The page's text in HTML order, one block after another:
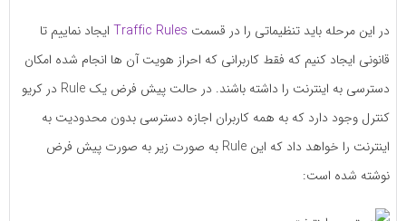
در این مرحله باید تنظیماتی را در قسمت Traffic Rulesایجاد نماییم تا
قانونی ایجاد کنیم که فقط کاربرانی که احراز هویت آن ها انجام شده امکان
دسترسی به اینترنت را داشته باشند. در حالت پیش فرض یک Rule در کریو
کنترل وجود دارد که به همه کاربران اجازه دسترسی بدون محدودیت به
اینترنت را خواهد داد که این Rule به صورت زیر به صورت پیش فرض
نوشته شده است: